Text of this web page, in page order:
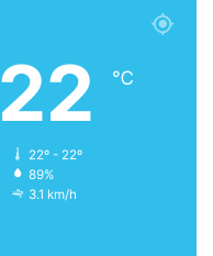
22 ℃
22º - 22º
89%
3.1 km/h